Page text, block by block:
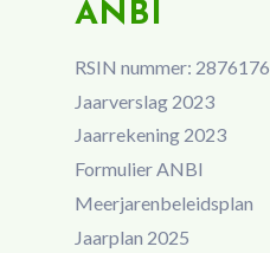
ANBI
RSIN nummer: 2876176
Jaarverslag 2023
Jaarrekening 2023
Formulier ANBI
Meerjarenbeleidsplan
Jaarplan 2025